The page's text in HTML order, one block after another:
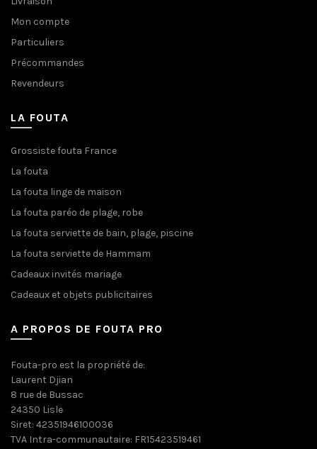
Mon compte
Particuliers
Précommandes
Revendeurs
LA FOUTA
Grossiste fouta France
La fouta
La fouta linge de maison
La fouta paréo de plage, robe
La fouta serviette de bain, plage, piscine
La fouta serviette de Hammam
Cadeaux invités mariage
Cadeaux et objets publicitaires
A PROPOS DE FOUTA PRO
Fouta-pro est la propriété de:
Laurent Djian
8 rue de Bussac
24350 Lisle
Siret: 42351946100036
TVA Intra-communautaire: FR15423519461